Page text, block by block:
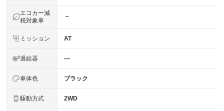
エコカー減
税対象車
－
ミッション AT
過給器 ―
車体色 ブラック
駆動方式 2WD